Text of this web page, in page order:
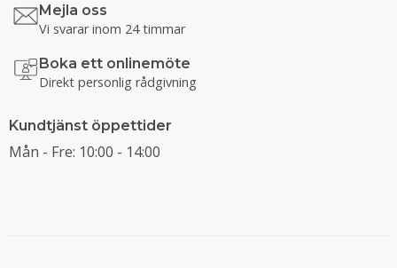
Mejla oss
Vi svarar inom 24 timmar
Boka ett onlinemöte
Direkt personlig rådgivning
Kundtjänst öppettider
Mån - Fre: 10:00 - 14:00